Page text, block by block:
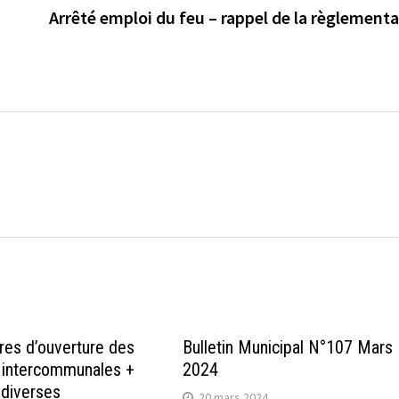
Arrêté emploi du feu – rappel de la
d’ouverture des
+
Bulletin Municipal N°107 Mars
2024